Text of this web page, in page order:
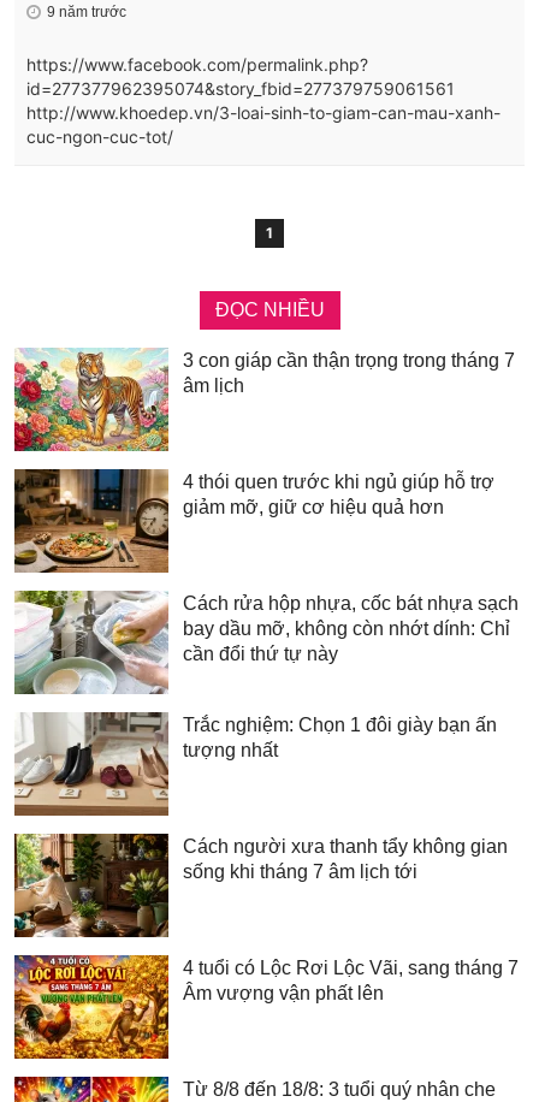
9 năm trước
https://www.facebook.com/permalink.php?
id=277377962395074&story_fbid=277379759061561
http://www.khoedep.vn/3-loai-sinh-to-giam-can-mau-xanh-
cuc-ngon-cuc-tot/
1
ĐỌC NHIỀU
3 con giáp cần thận trọng trong tháng 7
âm lịch
4 thói quen trước khi ngủ giúp hỗ trợ
giảm mỡ, giữ cơ hiệu quả hơn
Cách rửa hộp nhựa, cốc bát nhựa sạch
bay dầu mỡ, không còn nhớt dính: Chỉ
cần đổi thứ tự này
Trắc nghiệm: Chọn 1 đôi giày bạn ấn
tượng nhất
Cách người xưa thanh tẩy không gian
sống khi tháng 7 âm lịch tới
4 tuổi có Lộc Rơi Lộc Vãi, sang tháng 7
Âm vượng vận phất lên
Từ 8/8 đến 18/8: 3 tuổi quý nhân che